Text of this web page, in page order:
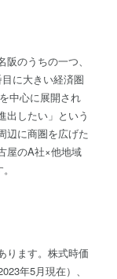
のうちの一つ、
に大きい経済圏
中心に展開され
出したい」という
辺に商圏を広げた
屋のA社×他地域
ります。株式時価
年5月現在）、